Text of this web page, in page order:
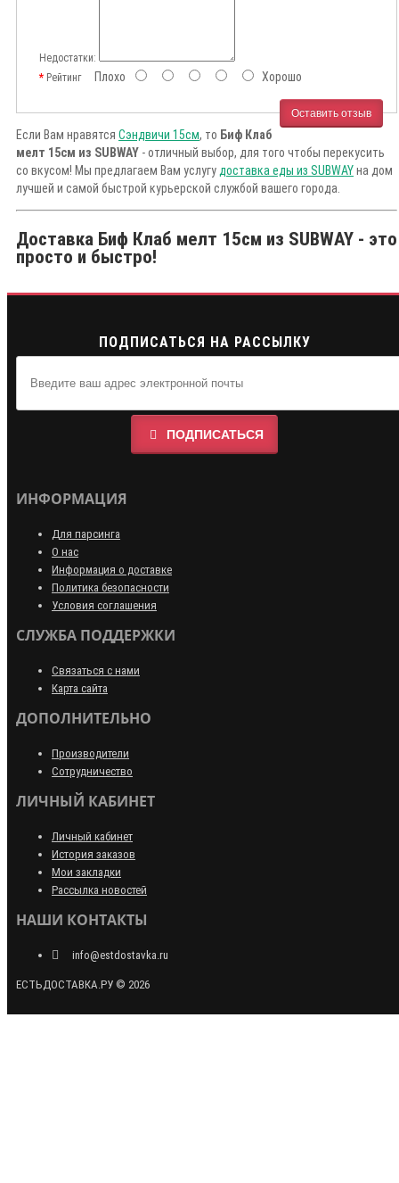
Недостатки:
РейтингПлохо Хорошо
Оставить отзыв
Если Вам нравятся Сэндвичи 15см, то Биф Клаб
мелт 15см из SUBWAY - отличный выбор, для того чтобы перекусить
со вкусом! Мы предлагаем Вам услугу доставка еды из SUBWAYна дом
лучшей и самой быстрой курьерской службой вашего города.
Доставка Биф Клаб мелт 15см из SUBWAY - это
просто и быстро!
ПОДПИСАТЬСЯ НА РАССЫЛКУ
ПОДПИСАТЬСЯ
ИНФОРМАЦИЯ
Для парсинга
О нас
Информация о доставке
Политика безопасности
Условия соглашения
СЛУЖБА ПОДДЕРЖКИ
Связаться с нами
Карта сайта
ДОПОЛНИТЕЛЬНО
Производители
Сотрудничество
ЛИЧНЫЙ КАБИНЕТ
Личный кабинет
История заказов
Мои закладки
Рассылка новостей
НАШИ КОНТАКТЫ
info@estdostavka.ru
ЕСТЬДОСТАВКА.РУ © 2026